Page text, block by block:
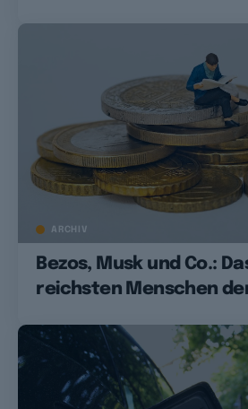
ARCHIV
Bezos, Musk und Co.:
reichsten Menschen